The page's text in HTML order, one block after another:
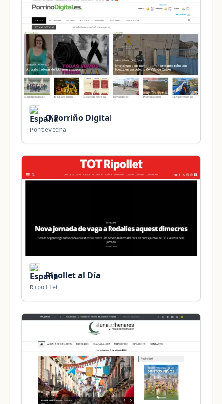
O Porriño Digital
Pontevedra
Ripollet al Día
Ripollet